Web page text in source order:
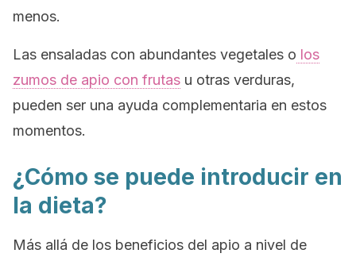
menos.
Las ensaladas con abundantes vegetales o los
zumos de apio con frutas u otras verduras,
pueden ser una ayuda complementaria en estos
momentos.
¿Cómo se puede introducir en
la dieta?
Más allá de los beneficios del apio a nivel de